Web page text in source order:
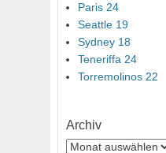
Paris 24
Seattle 19
Sydney 18
Teneriffa 24
Torremolinos 22
Archiv
Archiv